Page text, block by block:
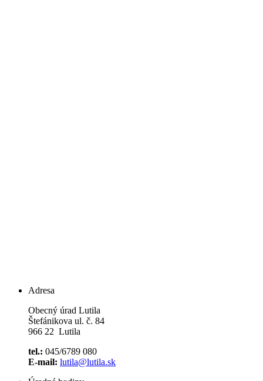
Adresa
Obecný úrad Lutila
Štefánikova ul. č. 84
966 22 Lutila
tel.: 045/6789 080
E-mail: lutila@lutila.sk